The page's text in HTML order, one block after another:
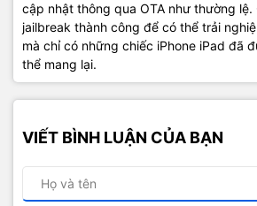
cập nhật thông qua OTA như thường lệ.
jailbreak thành công để có thể trải
mà chỉ có những chiếc iPhone iPad đã
thể mang lại.
VIẾT BÌNH LUẬN CỦA BẠN